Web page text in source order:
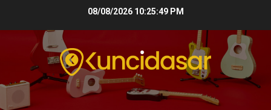
08/08/2026 10:25:50 PM